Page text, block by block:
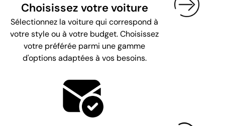
Choisissez votre voiture
Sélectionnez la voiture qui correspond à
votre style ou à votre budget. Choisissez
votre préférée parmi une gamme
d'options adaptées à vos besoins.